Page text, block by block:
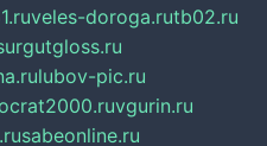
veles-doroga.rutb02.ru
lubov-pic.ru
vgurin.ru
sabeonline.ru